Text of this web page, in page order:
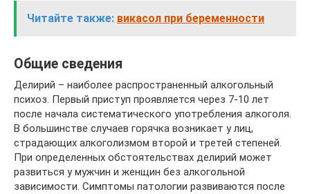
Читайте также: викасол при беременности
Общие сведения
Делирий – наиболее распространенный алкогольный
психоз. Первый приступ проявляется через 7-10 лет
после начала систематического употребления алкоголя.
В большинстве случаев горячка возникает у лиц,
страдающих алкоголизмом второй и третей степеней.
При определенных обстоятельствах делирий может
развиться у мужчин и женщин без алкогольной
зависимости. Симптомы патологии развиваются после